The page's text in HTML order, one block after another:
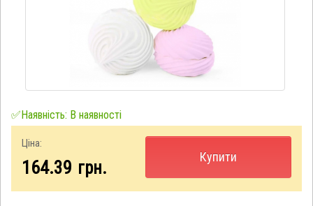
✅Наявність: В наявності
Ціна:
164.39 грн.
Купити